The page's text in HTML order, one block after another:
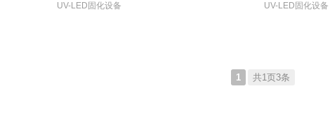
UV-LED固化设备 UV-LED固化设备
1 共1页3条